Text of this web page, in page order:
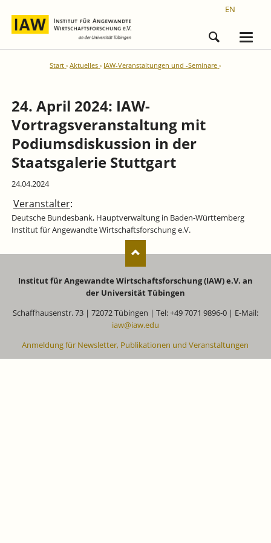
EN
Start Aktuelles IAW-Veranstaltungen und -Seminare
24. April 2024: IAW-
Vortragsveranstaltung mit
Podiumsdiskussion in der
Staatsgalerie Stuttgart
24.04.2024
Veranstalter:
Deutsche Bundesbank, Hauptverwaltung in Baden-Württemberg
Institut für Angewandte Wirtschaftsforschung e.V.
Institut für Angewandte Wirtschaftsforschung (IAW) e.V. an
der Universität Tübingen
Schaffhausenstr. 73 | 72072 Tübingen | Tel: +49 7071 9896-0 | E-Mail:
iaw@iaw.edu
Anmeldung für Newsletter, Publikationen und Veranstaltungen